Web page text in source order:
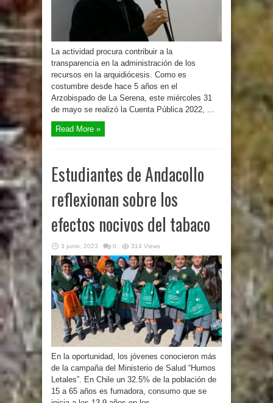
La actividad procura contribuir a la
transparencia en la administración de los
recursos en la arquidiócesis. Como es
costumbre desde hace 5 años en el
Arzobispado de La Serena, este miércoles 31
de mayo se realizó la Cuenta Pública 2022, ...
Read More »
Estudiantes de Andacollo
reflexionan sobre los
efectos nocivos del tabaco
3 junio, 2023 0 314 Views
En la oportunidad, los jóvenes conocieron más
de la campaña del Ministerio de Salud “Humos
Letales”. En Chile un 32.5% de la población de
15 a 65 años es fumadora, consumo que se